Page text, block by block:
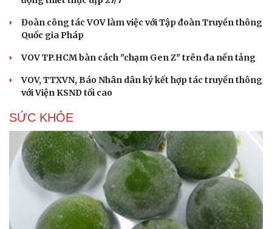
Đoàn công tác VOV làm việc với Tập đoàn Truyền thông
Quốc gia Pháp
VOV TP.HCM bàn cách "chạm Gen Z" trên đa nền tảng
VOV, TTXVN, Báo Nhân dân ký kết hợp tác truyền thông
với Viện KSND tối cao
SỨC KHỎE